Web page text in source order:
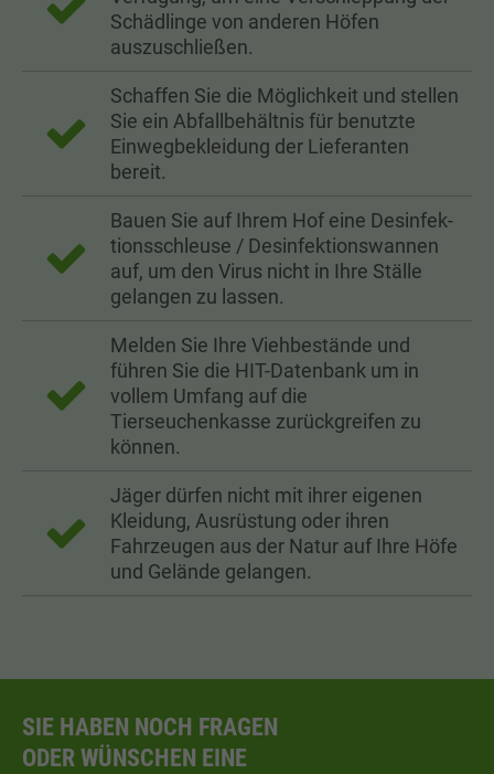
Schädlinge von anderen Höfen
auszuschließen.
Schaffen Sie die Möglichkeit und stellen
Sie ein Abfallbehältnis für benutzte
Einwegbekleidung der Lieferanten
bereit.
Bauen Sie auf Ihrem Hof eine Des­in­fek­
tions­schleu­se / Des­in­fek­tions­wan­nen
auf, um den Virus nicht in Ihre Ställe
gelangen zu lassen.
Melden Sie Ihre Viehbestände und
führen Sie die HIT-Datenbank um in
vollem Umfang auf die
Tierseuchenkasse zurückgreifen zu
können.
Jäger dürfen nicht mit ihrer eigenen
Kleidung, Ausrüstung oder ihren
Fahrzeugen aus der Natur auf Ihre Höfe
und Gelände gelangen.
SIE HABEN NOCH FRAGEN
ODER WÜNSCHEN EINE